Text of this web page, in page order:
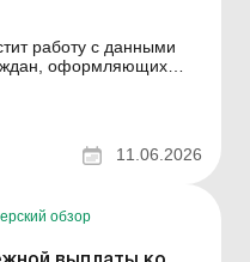
работу с данными
оформляющих
боевых действий:
льготами
№ 987 обновило
11.06.2026
обзор